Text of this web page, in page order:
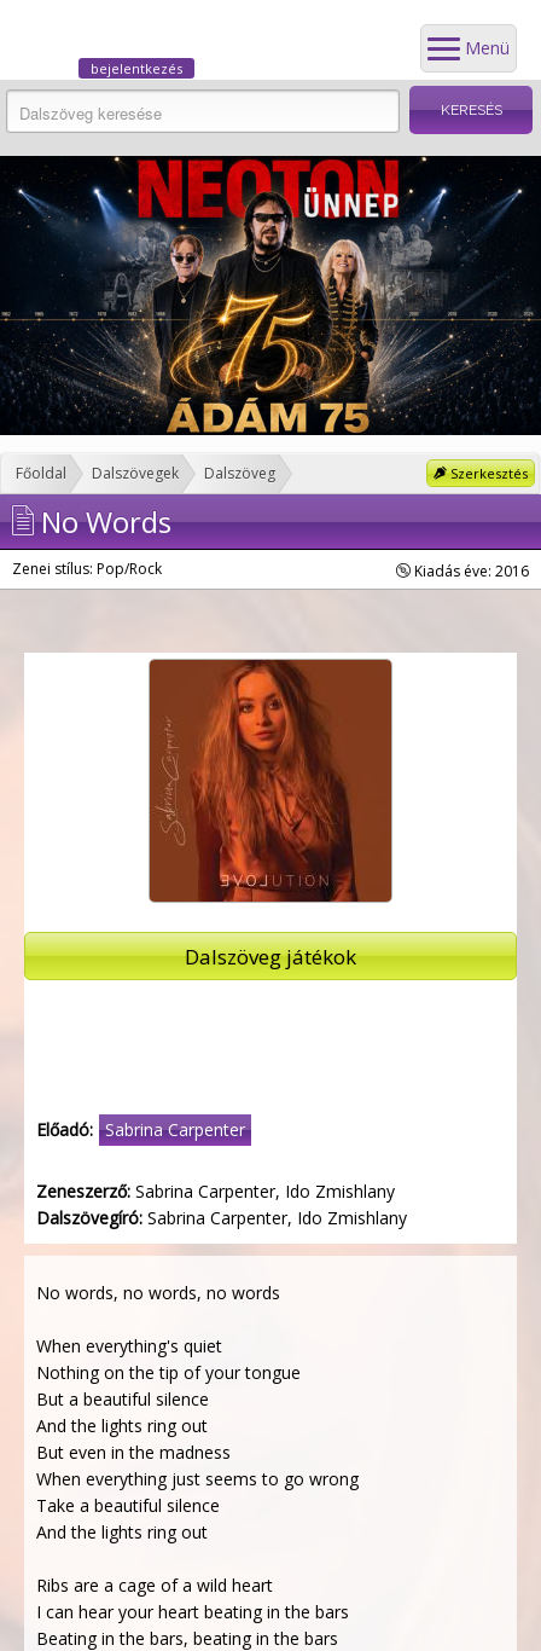
Menü
bejelentkezés
Szerkesztés
Főoldal Dalszövegek Dalszöveg
No Words
Zenei stílus: Pop/Rock Kiadás éve: 2016
Dalszöveg játékok
Előadó: Sabrina Carpenter
Zeneszerző: Sabrina Carpenter, Ido Zmishlany
Dalszövegíró: Sabrina Carpenter, Ido Zmishlany
No words, no words, no words
When everything's quiet
Nothing on the tip of your tongue
But a beautiful silence
And the lights ring out
But even in the madness
When everything just seems to go wrong
Take a beautiful silence
And the lights ring out
Ribs are a cage of a wild heart
I can hear your heart beating in the bars
Beating in the bars, beating in the bars